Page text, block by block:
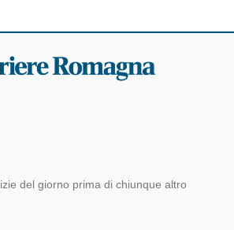
del giorno prima di chiunque altro